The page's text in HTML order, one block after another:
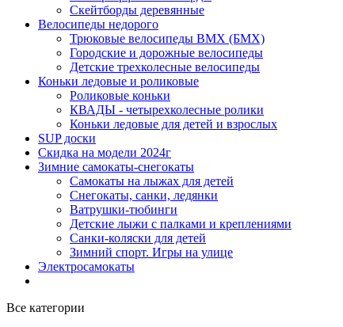
Скейтборды деревянные
Велосипеды недорого
Трюковые велосипеды BMX (БМХ)
Городские и дорожные велосипеды
Детские трехколесные велосипеды
Коньки ледовые и роликовые
Роликовые коньки
КВАДЫ - четырехколесные ролики
Коньки ледовые для детей и взрослых
SUP доски
Скидка на модели 2024г
Зимние самокаты-снегокаты
Самокаты на лыжах для детей
Снегокаты, санки, ледянки
Ватрушки-тюбинги
Детские лыжи с палками и креплениями
Санки-коляски для детей
Зимний спорт. Игры на улице
Электросамокаты
Все категории